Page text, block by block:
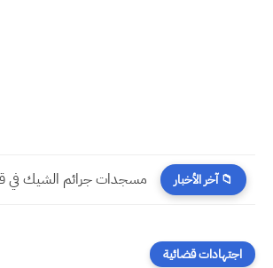
📁 آخر الأخبار
اجتهادات قضائية